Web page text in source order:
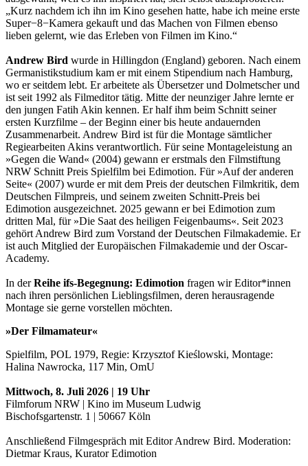
„Kurz nachdem ich ihn im Kino gesehen hatte, habe ich meine erste
Super−8−Kamera gekauft und das Machen von Filmen ebenso
lieben gelernt, wie das Erleben von Filmen im Kino.“
Andrew Bird wurde in Hillingdon (England) geboren. Nach einem
Germanistikstudium kam er mit einem Stipendium nach Hamburg,
wo er seitdem lebt. Er arbeitete als Übersetzer und Dolmetscher und
ist seit 1992 als Filmeditor tätig. Mitte der neunziger Jahre lernte er
den jungen Fatih Akin kennen. Er half ihm beim Schnitt seiner
ersten Kurzfilme – der Beginn einer bis heute andauernden
Zusammenarbeit. Andrew Bird ist für die Montage sämtlicher
Regiearbeiten Akins verantwortlich. Für seine Montageleistung an
»Gegen die Wand« (2004) gewann er erstmals den Filmstiftung
NRW Schnitt Preis Spielfilm bei Edimotion. Für »Auf der anderen
Seite« (2007) wurde er mit dem Preis der deutschen Filmkritik, dem
Deutschen Filmpreis, und seinem zweiten Schnitt-Preis bei
Edimotion ausgezeichnet. 2025 gewann er bei Edimotion zum
dritten Mal, für »Die Saat des heiligen Feigenbaums«. Seit 2023
gehört Andrew Bird zum Vorstand der Deutschen Filmakademie. Er
ist auch Mitglied der Europäischen Filmakademie und der Oscar-
Academy.
In derReihe ifs-Begegnung: Edimotion fragen wir Editor*innen
nach ihren persönlichen Lieblingsfilmen, deren herausragende
Montage sie gerne vorstellen möchten.
»Der Filmamateur«
Spielfilm, POL 1979, Regie: Krzysztof Kieślowski, Montage:
Halina Nawrocka, 117 Min, OmU
Mittwoch, 8. Juli 2026 | 19 Uhr
Filmforum NRW | Kino im Museum Ludwig
Bischofsgartenstr. 1 | 50667 Köln
Anschließend Filmgespräch mit Editor Andrew Bird. Moderation:
Dietmar Kraus, Kurator Edimotion